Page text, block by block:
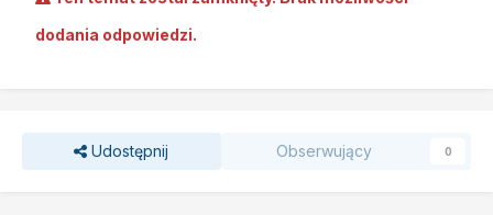
dodania odpowiedzi.
Udostępnij Obserwujący 0